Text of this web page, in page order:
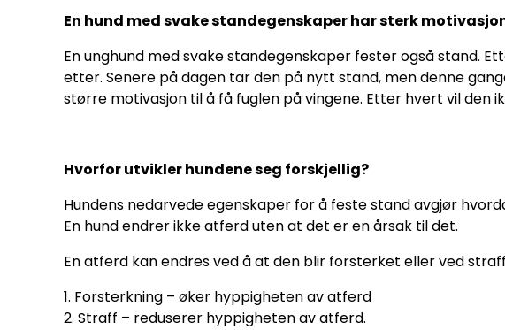
En hund med svake standegenskaper har sterk
En unghund med svake standegenskaper fester også stand.
etter. Senere på dagen tar den på nytt stand, men denne
større motivasjon til å få fuglen på vingene. Etter hvert vil den
Hvorfor utvikler hundene seg forskjellig?
Hundens nedarvede egenskaper for å feste stand avgjør
En hund endrer ikke atferd uten at det er en årsak til det.
En atferd kan endres ved å at den blir forsterket eller ved
1. Forsterkning – øker hyppigheten av atferd
2. Straff – reduserer hyppigheten av atferd.